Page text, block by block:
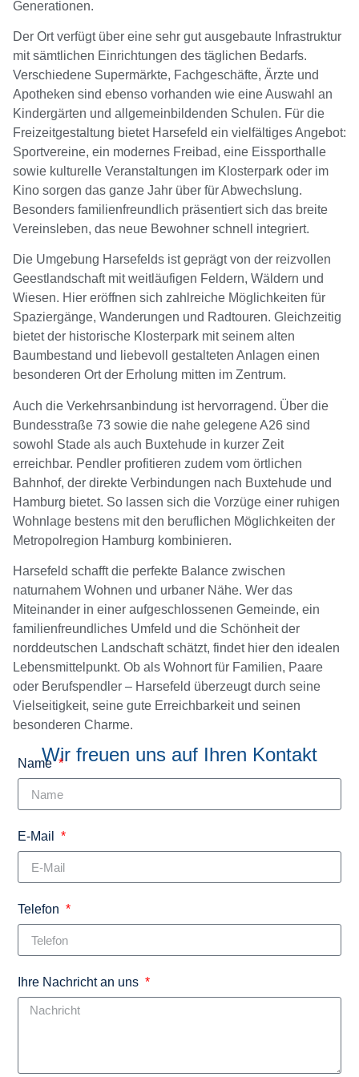
Generationen.
Der Ort verfügt über eine sehr gut ausgebaute Infrastruktur
mit sämtlichen Einrichtungen des täglichen Bedarfs.
Verschiedene Supermärkte, Fachgeschäfte, Ärzte und
Apotheken sind ebenso vorhanden wie eine Auswahl an
Kindergärten und allgemeinbildenden Schulen. Für die
Freizeitgestaltung bietet Harsefeld ein vielfältiges Angebot:
Sportvereine, ein modernes Freibad, eine Eissporthalle
sowie kulturelle Veranstaltungen im Klosterpark oder im
Kino sorgen das ganze Jahr über für Abwechslung.
Besonders familienfreundlich präsentiert sich das breite
Vereinsleben, das neue Bewohner schnell integriert.
Die Umgebung Harsefelds ist geprägt von der reizvollen
Geestlandschaft mit weitläufigen Feldern, Wäldern und
Wiesen. Hier eröffnen sich zahlreiche Möglichkeiten für
Spaziergänge, Wanderungen und Radtouren. Gleichzeitig
bietet der historische Klosterpark mit seinem alten
Baumbestand und liebevoll gestalteten Anlagen einen
besonderen Ort der Erholung mitten im Zentrum.
Auch die Verkehrsanbindung ist hervorragend. Über die
Bundesstraße 73 sowie die nahe gelegene A26 sind
sowohl Stade als auch Buxtehude in kurzer Zeit
erreichbar. Pendler profitieren zudem vom örtlichen
Bahnhof, der direkte Verbindungen nach Buxtehude und
Hamburg bietet. So lassen sich die Vorzüge einer ruhigen
Wohnlage bestens mit den beruflichen Möglichkeiten der
Metropolregion Hamburg kombinieren.
Harsefeld schafft die perfekte Balance zwischen
naturnahem Wohnen und urbaner Nähe. Wer das
Miteinander in einer aufgeschlossenen Gemeinde, ein
familienfreundliches Umfeld und die Schönheit der
norddeutschen Landschaft schätzt, findet hier den idealen
Lebensmittelpunkt. Ob als Wohnort für Familien, Paare
oder Berufspendler – Harsefeld überzeugt durch seine
Vielseitigkeit, seine gute Erreichbarkeit und seinen
besonderen Charme.
Wir freuen uns auf Ihren Kontakt
Name
E-Mail
Telefon
Ihre Nachricht an uns